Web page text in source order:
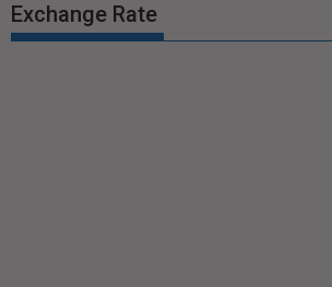
Exchange Rate